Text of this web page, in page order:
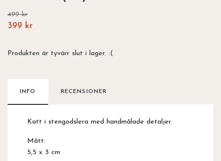
499 kr
399 kr
Produkten är tyvärr slut i lager. :(
INFO RECENSIONER
Katt i stengodslera med handmålade detaljer.
Mått:
5,5 x 3 cm